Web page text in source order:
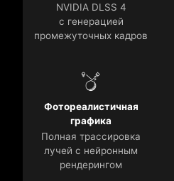
NVIDIA DLSS 4
с генерацией
промежуточных кадров
Фотореалистичная
графика
Полная трассировка
лучей с нейронным
рендерингом